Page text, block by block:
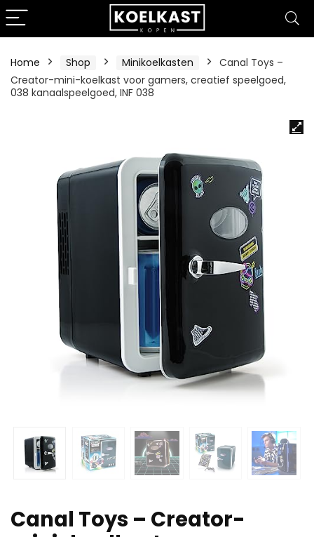
Home Shop Minikoelkasten
Canal Toys –
Creator-mini-koelkast voor gamers, creatief speelgoed,
038 kanaalspeelgoed, INF 038
Canal Toys – Creator-